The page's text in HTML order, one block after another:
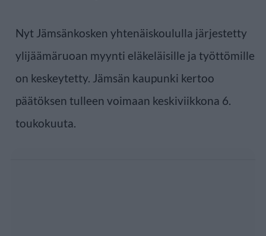
Nyt Jämsänkosken yhtenäiskoululla järjestetty
ylijäämäruoan myynti eläkeläisille ja työttömille
on keskeytetty. Jämsän kaupunki kertoo
päätöksen tulleen voimaan keskiviikkona 6.
toukokuuta.